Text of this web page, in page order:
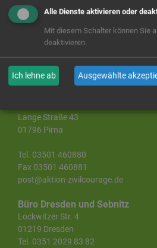
Lange Straße 43
01796 Pirna
Tel. 03501 460880
Fax 03501 460881
post@aktion-zivilcourage.de
Büro Dresden und Sebnitz
Lockwitzer Str. 4
01219 Dresden
Tel. 0351 2029 83 82
Alle Dienste aktivieren oder
Mit diesem Schalter können Sie
deaktivieren.
Ich lehne ab Ausgewählte